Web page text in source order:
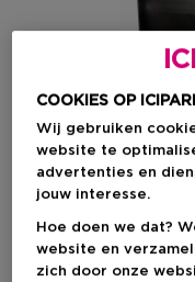
COOKIES OP
Wij gebruiken
website te
advertenties en
jouw interesse.
Hoe doen we dat?
website en
zich door onze